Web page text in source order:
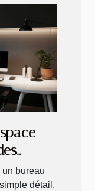
un bureau
détail,